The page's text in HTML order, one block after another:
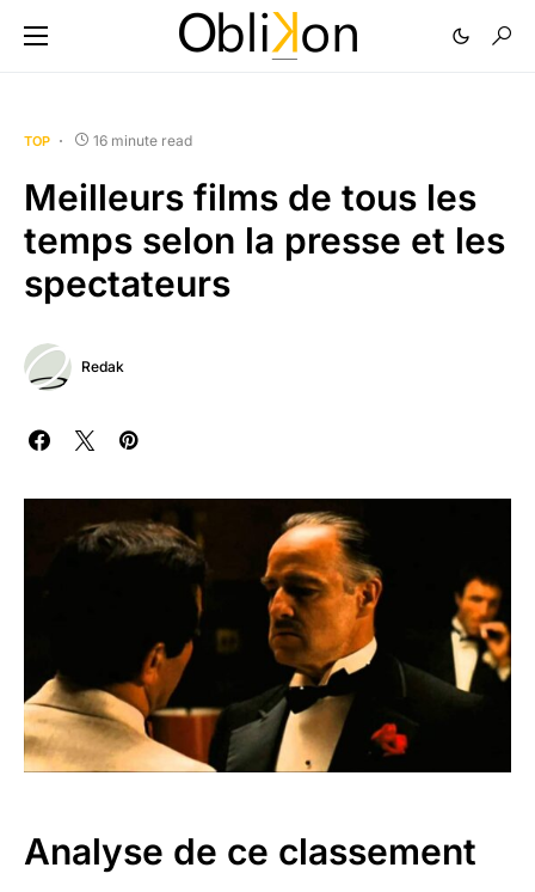
TOP 16 minute read
Meilleurs films de tous les
temps selon la presse et les
spectateurs
Redak
Analyse de ce classement